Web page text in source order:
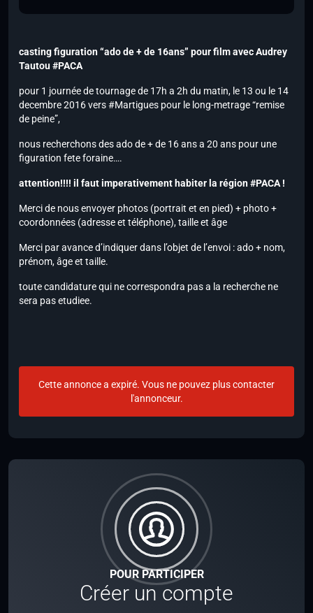
POUR PARTICIPER
Créer un compte
casting figuration “ado de + de 16ans” pour film avec Audrey
Tautou #PACA
pour 1 journée de tournage de 17h a 2h du matin, le 13 ou le 14
decembre 2016 vers #Martigues pour le long-metrage “remise
de peine”,
nous recherchons des ado de + de 16 ans a 20 ans pour une
figuration fete foraine….
attention!!!! il faut imperativement habiter la région #PACA !
Merci de nous envoyer photos (portrait et en pied) + photo +
coordonnées (adresse et téléphone), taille et âge
Merci par avance d’indiquer dans l’objet de l’envoi : ado + nom,
prénom, âge et taille.
toute candidature qui ne correspondra pas a la recherche ne
sera pas etudiee.
Cette annonce a expiré. Vous ne pouvez plus contacter
l'annonceur.